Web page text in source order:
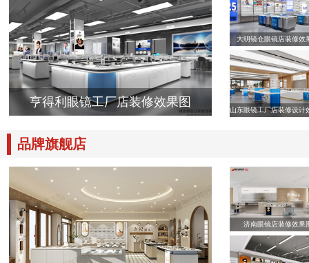
亨得利眼镜工厂店装修效果图
大明镜仓眼镜店装修效
山东眼镜工厂店装修设计
品牌旗舰店
济南眼镜店装修效果